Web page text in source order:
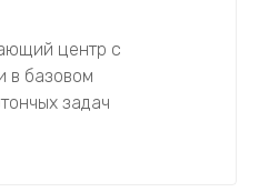
центр с
в базовом
задач